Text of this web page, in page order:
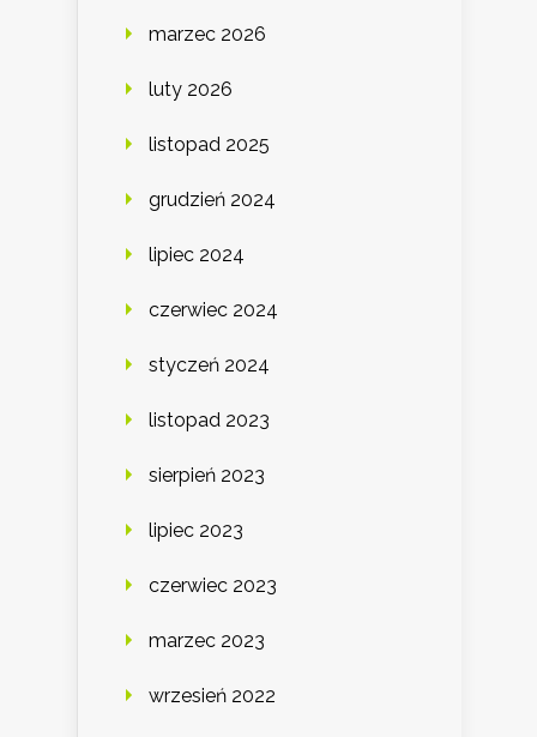
marzec 2026
luty 2026
listopad 2025
grudzień 2024
lipiec 2024
czerwiec 2024
styczeń 2024
listopad 2023
sierpień 2023
lipiec 2023
czerwiec 2023
marzec 2023
wrzesień 2022